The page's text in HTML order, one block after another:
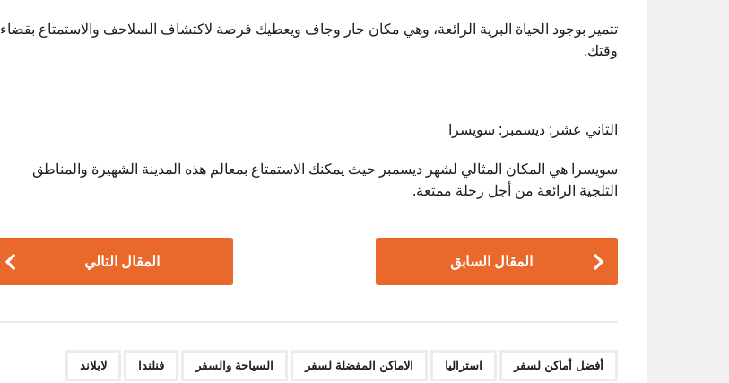
تتميز بوجود الحياة البرية الرائعة، وهي مكان حار وجاف ويعطيك فرصة لاكتشاف السلاحف والاستمتاع بقضاء
وقتك.
الثاني عشر: ديسمبر: سويسرا
سويسرا هي المكان المثالي لشهر ديسمبر حيث يمكنك الاستمتاع بمعالم هذه المدينة الشهيرة والمناطق
الثلجية الرائعة من أجل رحلة ممتعة.
P
o
P
المقال السابق المقال التالي
أفضل أماكن لسفر استراليا الاماكن المفضلة لسفر السياحة والسفر فنلندا لابلاند